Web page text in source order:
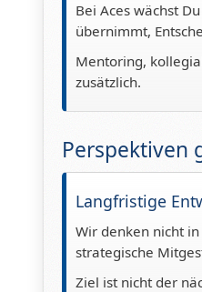
Bei Aces wächst
übernimmt,
Mentoring,
zusätzlich.
Perspektiven
Langfristige
Wir denken nicht
strategische
Ziel ist nicht der